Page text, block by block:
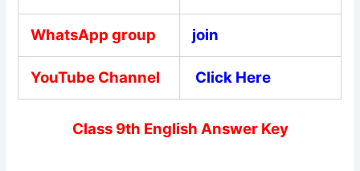
WhatsApp group join
YouTube Channel Click Here
Class 9th English Answer Key